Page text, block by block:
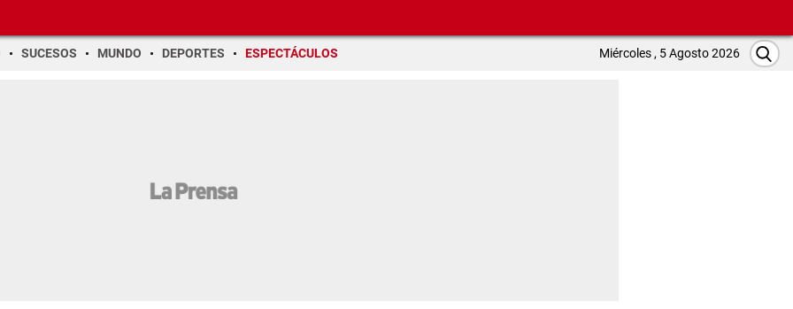
SUCESOS MUNDO DEPORTES ESPECTÁCULOS Miércoles , 5 Agosto 2026